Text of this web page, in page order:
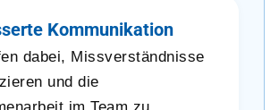
Kommunikation
dabei, Missverständnisse
und die